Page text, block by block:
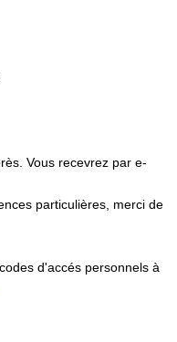
Vous recevrez par e-
particulières, merci de
d'accés personnels à